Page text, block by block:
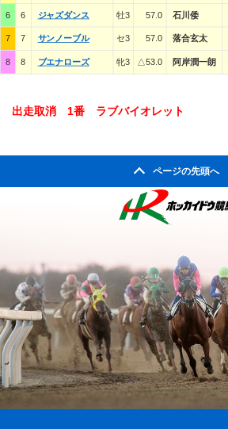
6 6 ジャズダンス 牡3 57.0 石川倭
7 7 サンノーブル セ3 57.0 落合玄太
8 8 ブエナローズ 牝3 △53.0 阿岸潤一朗
出走取消 1番 ラブバイオレット
ページの先頭へ